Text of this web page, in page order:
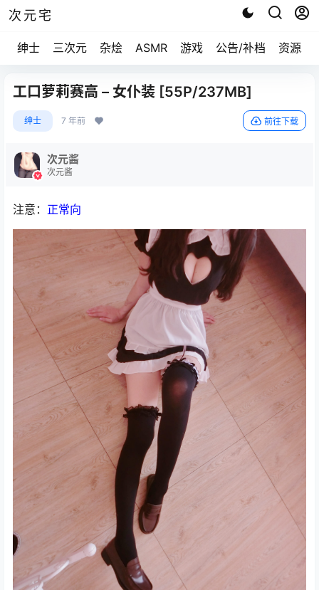
次元宅
绅士 三次元 杂烩 ASMR 游戏 公告/补档 资源求
工口萝莉赛高 – 女仆装 [55P/237MB]
绅士 7 年前 前往下载
次元酱
次元酱
注意： 正常向